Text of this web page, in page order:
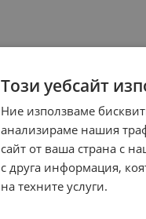
Този уебсайт
Ние използваме
анализираме нашия
сайт от ваша страна с
с друга информация,
на техните услуги.